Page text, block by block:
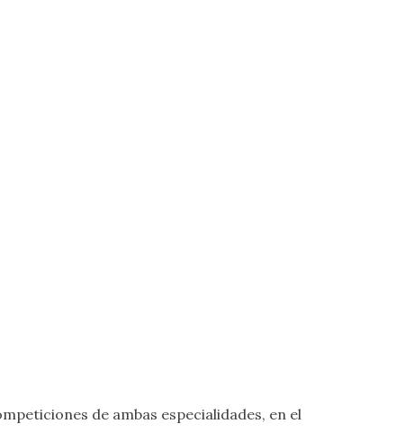
de ambas especialidades, en el